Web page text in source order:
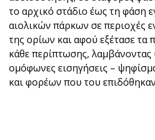
το αρχικό στάδιο έως τη φάση
αιολικών πάρκων σε περιοχές
της ορίων και αφού εξέτασε τα
κάθε περίπτωσης, λαμβάνοντας
ομόφωνες εισηγήσεις –
και φορέων που του